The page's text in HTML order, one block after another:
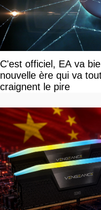
C'est officiel, EA va
nouvelle ère qui va
craignent le pire